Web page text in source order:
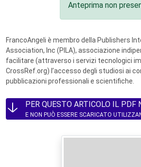
Anteprima non
FrancoAngeli è membro della Publishers
Association, Inc (PILA), associazione
facilitare (attraverso i servizi tecnologici
CrossRef.org) l’accesso degli studiosi ai
pubblicazioni professionali e scientifiche.
PER QUESTO ARTICOLO IL PDF
E NON PUÒ ESSERE SCARICATO